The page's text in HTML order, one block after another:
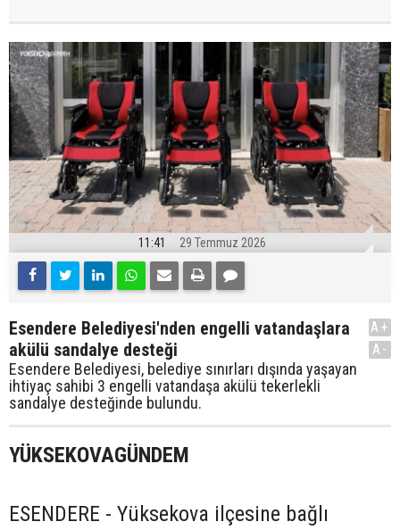
11:41 29 Temmuz 2026
Esendere Belediyesi'nden engelli vatandaşlara
akülü sandalye desteği
Esendere Belediyesi, belediye sınırları dışında yaşayan
ihtiyaç sahibi 3 engelli vatandaşa akülü tekerlekli
sandalye desteğinde bulundu.
A+
A-
YÜKSEKOVAGÜNDEM
ESENDERE - Yüksekova ilçesine bağlı